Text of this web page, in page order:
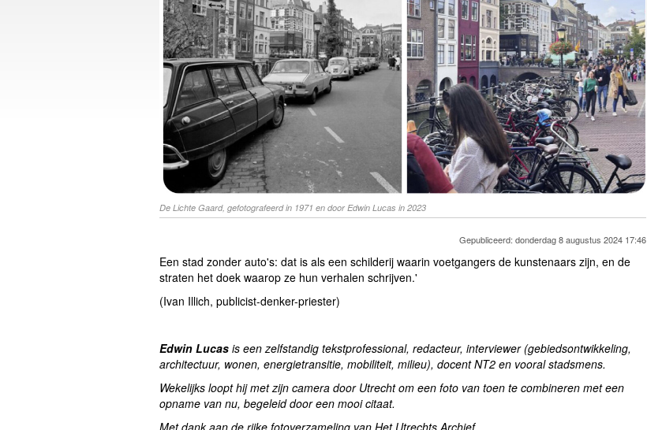
De Lichte Gaard, gefotografeerd in 1971 en door Edwin Lucas in 2023
Gepubliceerd: donderdag 8 augustus 2024 17:46
Een stad zonder auto's: dat is als een schilderij waarin voetgangers de kunstenaars zijn, en de
straten het doek waarop ze hun verhalen schrijven.'
(Ivan Illich, publicist-denker-priester)
Edwin Lucas is een zelfstandig tekstprofessional, redacteur, interviewer (gebiedsontwikkeling,
architectuur, wonen, energietransitie, mobiliteit, milieu), docent NT2 en vooral stadsmens.
Wekelijks loopt hij met zijn camera door Utrecht om een foto van toen te combineren met een
opname van nu, begeleid door een mooi citaat.